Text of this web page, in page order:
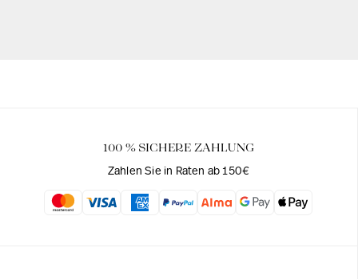
100 % SICHERE ZAHLUNG
Zahlen Sie in Raten ab 150€